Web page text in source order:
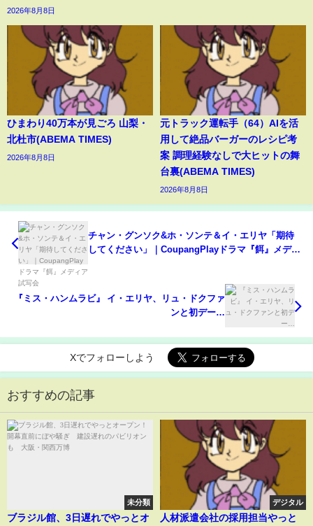
2026年8月8日
ひまわり40万本が見ごろ 山梨・
北杜市(ABEMA TIMES)
2026年8月8日
元トラック運転手（64）AIを活
用して絶品バーガーのレシピ考
案 調理経験なしで大ヒットの舞
台裏(ABEMA TIMES)
2026年8月8日
チャン・グンソク&ホ・ソンテ＆イ・エリヤ「期待
してください」｜CoupangPlayドラマ『餌』メディ
『ミス・ハンムラビ』 イ・エリヤ、リュ・ドクファ
ンと初デー…
Xでフォローしよう
おすすめの記事
未分類
ブラジル館、3日遅れでやっとオ
デジタル
人材派遣会社の採用担当やっと